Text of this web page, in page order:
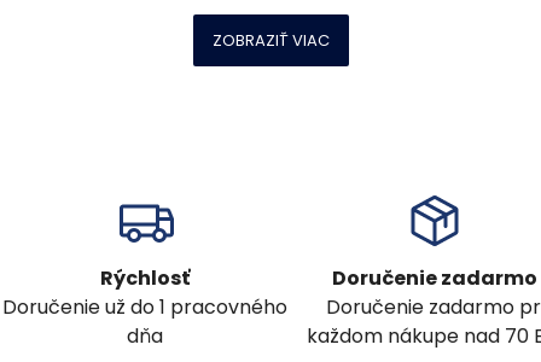
ZOBRAZIŤ VIAC
Rýchlosť
Doručenie už do 1 pracovného
dňa
Doručenie zadarmo
Doručenie zadarmo
každom nákupe nad 70